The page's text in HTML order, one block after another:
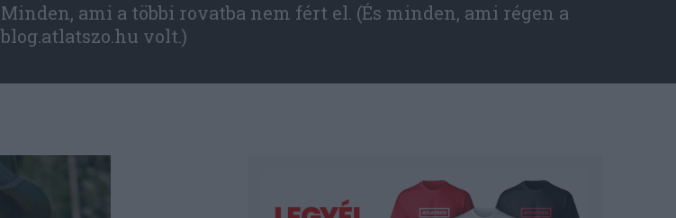
Minden, ami a többi rovatba nem fért el. (És minden, ami régen a
blog.atlatszo.hu volt.)